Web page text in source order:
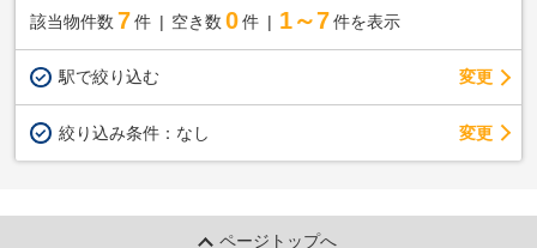
該当物件数 7件 空き数 0 件 1～7 件を表示
駅で絞り込む 変更
絞り込み条件： なし 変更
ページトップへ